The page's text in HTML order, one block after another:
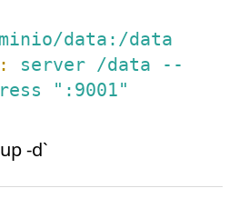
minio/data:/data
server /data
--
":9001"
-d`